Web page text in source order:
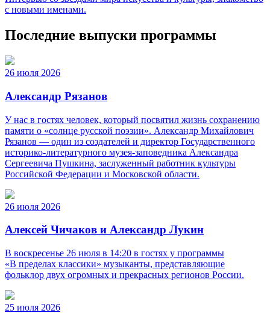
с новыми именами.
Последние выпуски программы
26 июля 2026
Александр Рязанов
У нас в гостях человек, который посвятил жизнь сохранению
памяти о «солнце русской поэзии». Александр Михайлович
Рязанов — один из создателей и директор Государственного
историко‑литературного музея‑заповедника Александра
Сергеевича Пушкина, заслуженный работник культуры
Российской Федерации и Московской области.
26 июля 2026
Алексей Чичаков и Александр Лукин
В воскресенье 26 июля в 14:20 в гостях у программы
«В пределах классики» музыканты, представляющие
фольклор двух огромных и прекрасных регионов России.
25 июля 2026